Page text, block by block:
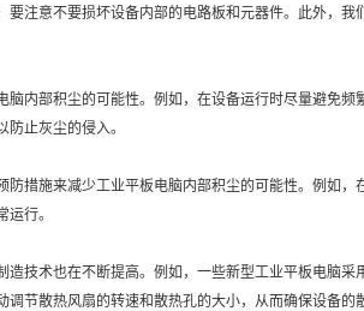
要注意不要损坏设备内部的电路板和元器件。此外，
脑内部积尘的可能性。例如，在设备运行时尽量避免
止灰尘的侵入。
防措施来减少工业平板电脑内部积尘的可能性。例如
行。
造技术也在不断提高。例如，一些新型工业平板电脑
节散热风扇的转速和散热孔的大小，从而确保设备的